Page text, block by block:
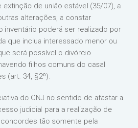
de união estável (35/07), a
alterações, a constar
inventário poderá ser realizado por
que inclua interessado menor ou
será possível o divórcio
filhos comuns do casal
(art. 34, §2º).
do CNJ no sentido de afastar a
judicial para a realização de
tão somente pela